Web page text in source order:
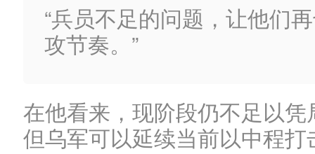
“兵员不足的问题，让他们
攻节奏。”
在他看来，现阶段仍不足以
但乌军可以延续当前以中程